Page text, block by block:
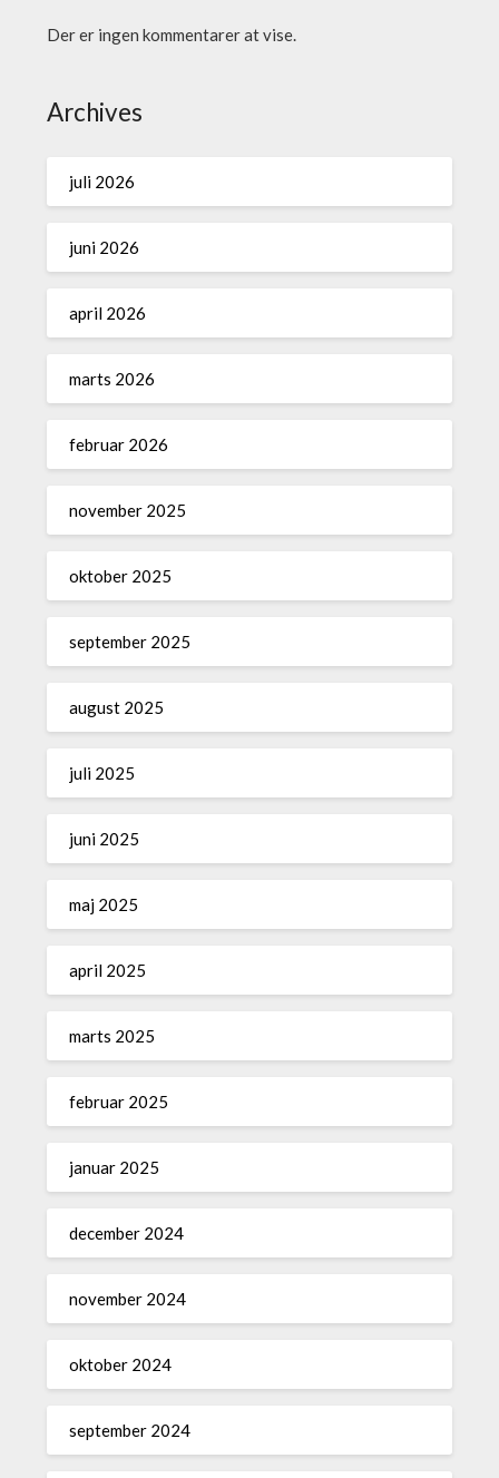
Der er ingen kommentarer at vise.
Archives
juli 2026
juni 2026
april 2026
marts 2026
februar 2026
november 2025
oktober 2025
september 2025
august 2025
juli 2025
juni 2025
maj 2025
april 2025
marts 2025
februar 2025
januar 2025
december 2024
november 2024
oktober 2024
september 2024